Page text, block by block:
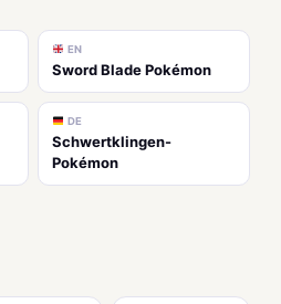
EN
Sword Blade Pokémon
DE
Schwertklingen-
Pokémon